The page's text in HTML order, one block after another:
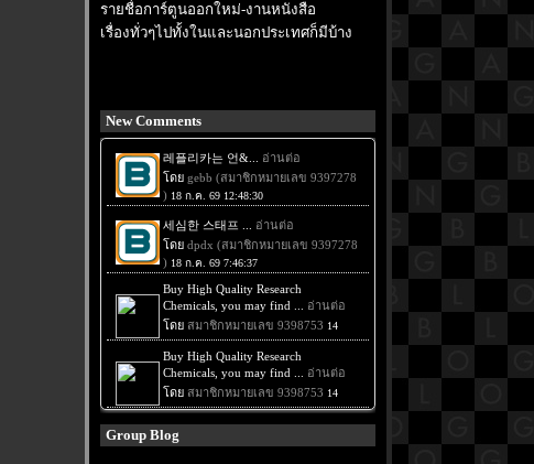
รายชื่อการ์ตูนออกใหม่-งานหนังสือ
เรื่องทั่วๆไปทั้งในและนอกประเทศก็มีบ้าง
New Comments
Group Blog